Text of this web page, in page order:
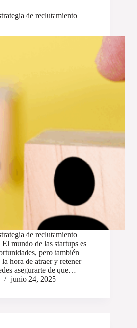
de reclutamiento
de reclutamiento
El mundo de las startups es
pero también
hora de atraer y retener
asegurarte de que…
junio 24, 2025